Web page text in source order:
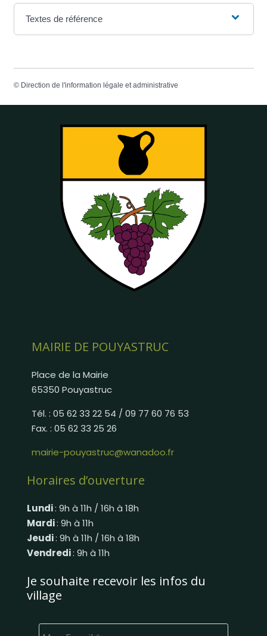
Textes de référence
© Direction de l'information légale et administrative
MAIRIE DE POUYASTRUC
Place de la Mairie
65350 Pouyastruc
Tél. : 05 62 33 22 54 / 09 77 60 76 53
Fax. : 05 62 33 25 26
mairie-pouyastruc@wanadoo.fr
Horaires d’ouverture
Lundi: 9h à 11h / 16h à 18h
Mardi: 9h à 11h
Jeudi: 9h à 11h / 16h à 18h
Vendredi: 9h à 11h
Je souhaite recevoir les infos du
village